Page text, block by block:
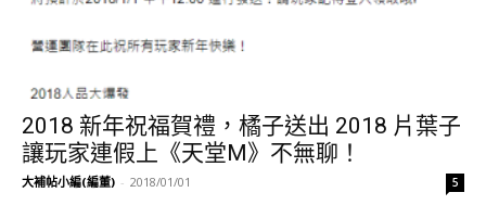
2018 新年祝福賀禮，橘子送出 2018 片葉子
讓玩家連假上《天堂M》不無聊！
大補帖小編(編董) - 2018/01/01 5